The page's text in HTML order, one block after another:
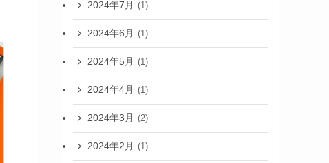
2024年7月 (1)
2024年6月 (1)
2024年5月 (1)
2024年4月 (1)
2024年3月 (2)
2024年2月 (1)